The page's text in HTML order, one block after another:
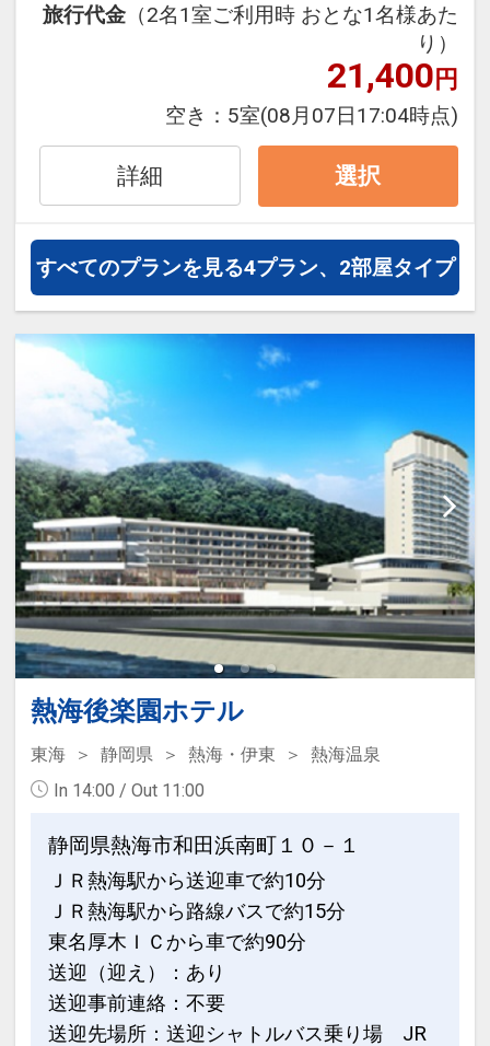
※お客様のプライベートな時間を大切に
考え、お客様のお付きは行っておりませ
おとな1名＋こども1名でもお得！
おとな1名＋こども1名、合計2名様でご
も代金が適用となり、お得です。
30日
インターネットコース番号：DP-1-
17291374
旅行代金 （2名1室ご利用時 おとな1名様あた
り）
21,400円
空き： 5室(08月07日17:04時点)
詳細 選択
すべてのプランを見る4プラン、2部屋タイプ
熱海後楽園ホテル
東海 静岡県 熱海・伊東
熱海温泉
In 14:00 / Out 11:00
静岡県熱海市和田浜南町１０－１
ＪＲ熱海駅から送迎車で約10分
ＪＲ熱海駅から路線バスで約15分
東名厚木ＩＣから車で約90分
送迎（迎え）：あり
送迎事前連絡：不要
送迎先場所：送迎シャトルバス乗り場 JR